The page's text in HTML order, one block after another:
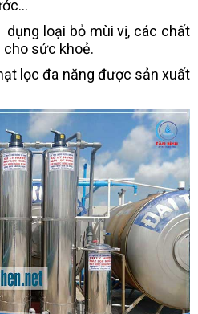
loại bỏ mùi vị, các chất
cho sức khoẻ.
lọc đa năng được sản xuất